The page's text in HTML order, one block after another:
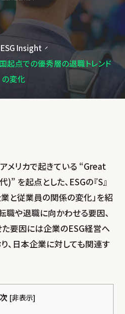
ESG Insight
起点での優秀層の退職トレンド
の変化
メリカで起きている “Great
を起点とした、ESGの『S』
と従業員の関係の変化」を紹
職や退職に向かわせる要因、
要因には企業のESG経営へ
、日本企業に対しても関連す
[非表示]